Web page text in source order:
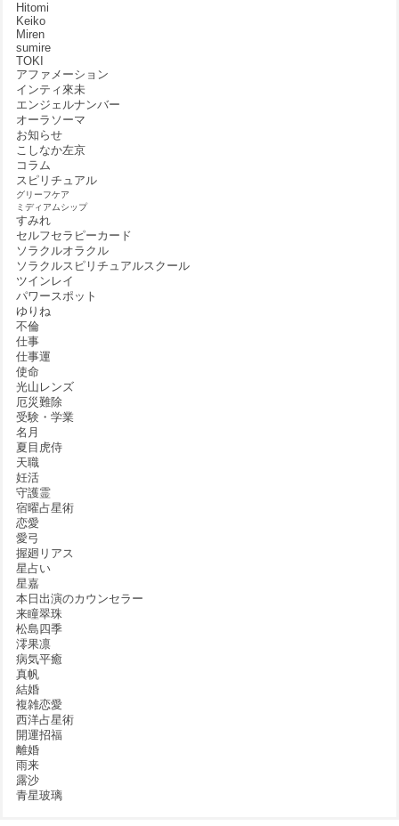
Hitomi
Keiko
Miren
sumire
TOKI
アファメーション
インティ來未
エンジェルナンバー
オーラソーマ
お知らせ
こしなか左京
コラム
スピリチュアル
グリーフケア
ミディアムシップ
すみれ
セルフセラピーカード
ソラクルオラクル
ソラクルスピリチュアルスクール
ツインレイ
パワースポット
ゆりね
不倫
仕事
仕事運
使命
光山レンズ
厄災難除
受験・学業
名月
夏目虎侍
天職
妊活
守護霊
宿曜占星術
恋愛
愛弓
握廻リアス
星占い
星嘉
本日出演のカウンセラー
来瞳翠珠
松島四季
澪果凛
病気平癒
真帆
結婚
複雑恋愛
西洋占星術
開運招福
離婚
雨来
露沙
青星玻璃